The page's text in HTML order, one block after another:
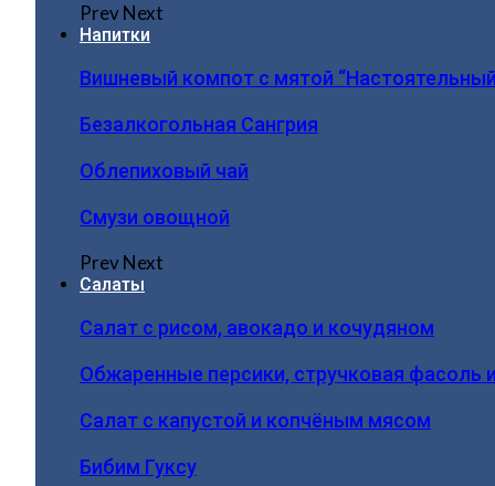
PrevNext
Напитки
Вишневый компот с мятой
Безалкогольная Сангрия
Облепиховый чай
Смузи овощной
PrevNext
Салаты
Салат с рисом, авокадо и кочудяном
Обжаренные персики, стручковая фасоль
Салат с капустой и копчёным мясом
Бибим Гуксу